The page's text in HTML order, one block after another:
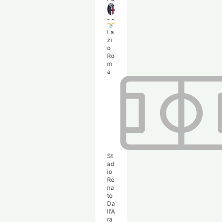
- -
La
zi
o
Ro
m
a
St
ad
io
Re
na
to
Da
ll'A
ra